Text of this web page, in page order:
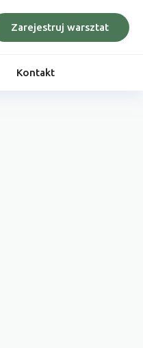
Zarejestruj warsztat
Kontakt